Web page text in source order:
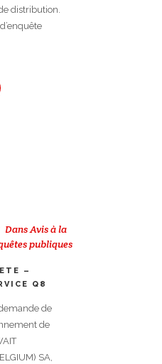
distribution.
DansAvis à la
publiques
–
Q8
de
de
SA,